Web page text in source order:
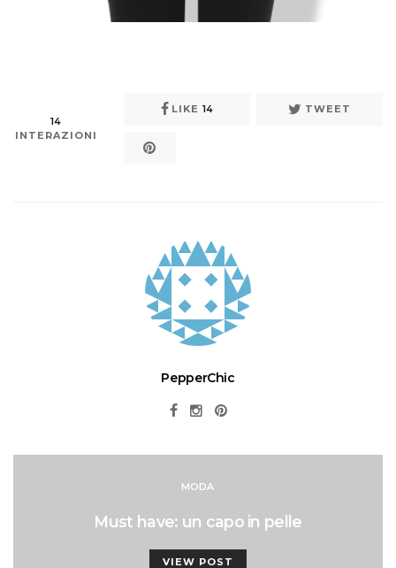
14
INTERAZIONI
LIKE 14 TWEET
PepperChic
MODA
Must have: un capo in pelle
VIEW POST